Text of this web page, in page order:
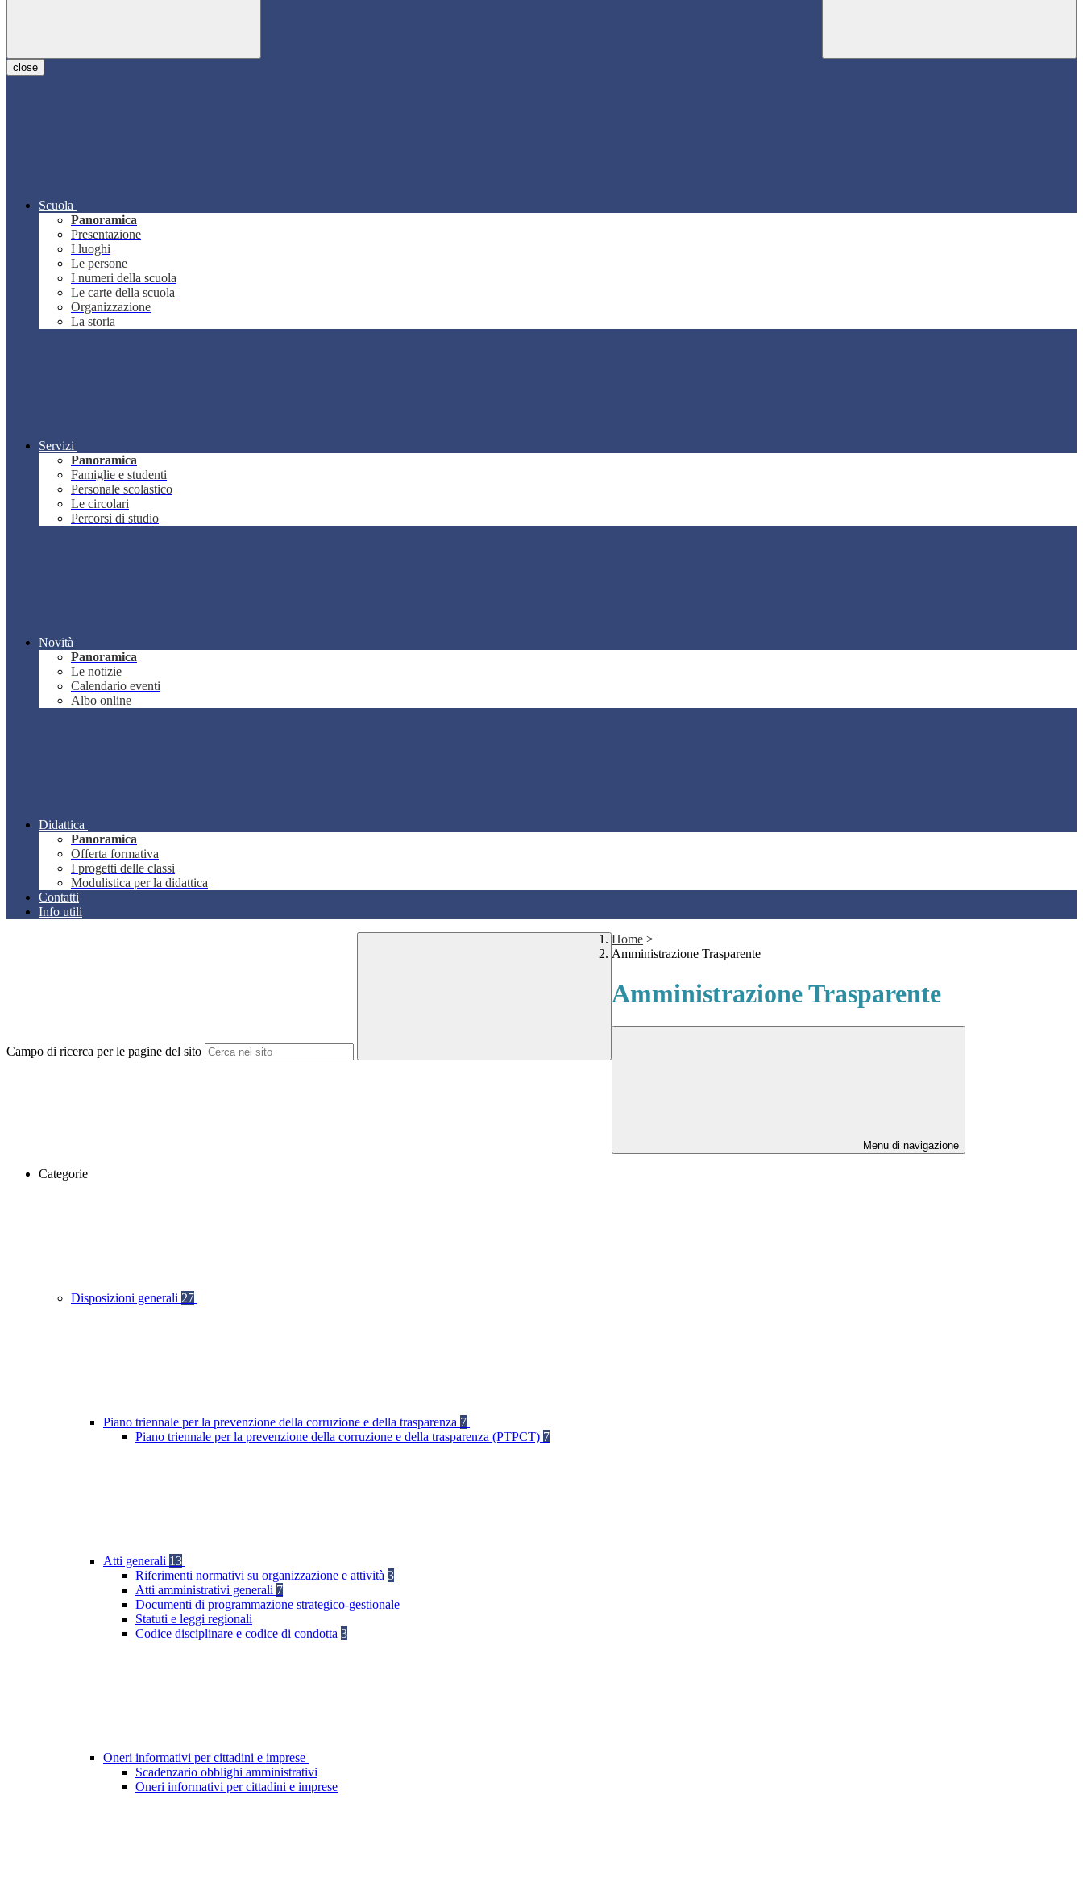
close
Scuola
Panoramica
Presentazione
I luoghi
Le persone
I numeri della scuola
Le carte della scuola
Organizzazione
La storia
Servizi
Panoramica
Famiglie e studenti
Personale scolastico
Le circolari
Percorsi di studio
Novità
Panoramica
Le notizie
Calendario eventi
Albo online
Didattica
Panoramica
Offerta formativa
I progetti delle classi
Modulistica per la didattica
Contatti
Info utili
Campo di ricerca per le pagine del sito
Home >
Amministrazione Trasparente
Amministrazione Trasparente
Menu di navigazione
Categorie
Disposizioni generali 27
Piano triennale per la prevenzione della corruzione e della trasparenza 7
Piano triennale per la prevenzione della corruzione e della trasparenza (PTPCT) 7
Atti generali 13
Riferimenti normativi su organizzazione e attività 3
Atti amministrativi generali 7
Documenti di programmazione strategico-gestionale
Statuti e leggi regionali
Codice disciplinare e codice di condotta 3
Oneri informativi per cittadini e imprese
Scadenzario obblighi amministrativi
Oneri informativi per cittadini e imprese